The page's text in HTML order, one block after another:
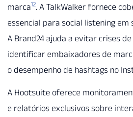
marca12. A TalkWalker fornece
essencial para social listening
A Brand24 ajuda a evitar crises
identificar embaixadores de
o desempenho de hashtags no
A Hootsuite oferece
e relatórios exclusivos sobre